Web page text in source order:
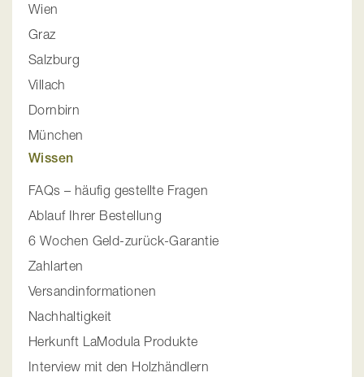
Wien
Graz
Salzburg
Villach
Dornbirn
München
Wissen
FAQs – häufig gestellte Fragen
Ablauf Ihrer Bestellung
6 Wochen Geld-zurück-Garantie
Zahlarten
Versandinformationen
Nachhaltigkeit
Herkunft LaModula Produkte
Interview mit den Holzhändlern